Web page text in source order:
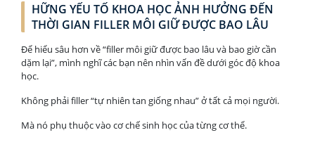
HỮNG YẾU TỐ KHOA HỌC ẢNH HƯỞNG ĐẾN
THỜI GIAN FILLER MÔI GIỮ ĐƯỢC BAO LÂU
Để hiểu sâu hơn về “filler môi giữ được bao lâu và bao giờ cần
dặm lại”, mình nghĩ các bạn nên nhìn vấn đề dưới góc độ khoa
học.
Không phải filler “tự nhiên tan giống nhau” ở tất cả mọi người.
Mà nó phụ thuộc vào cơ chế sinh học của từng cơ thể.